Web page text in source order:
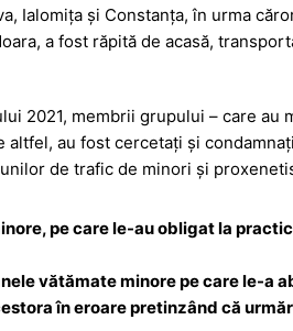
Ialomița și Constanța, în urma
a fost răpită de acasă,
2021, membrii grupului – care au
au fost cercetați și
de trafic de minori și
pe care le-au obligat la
vătămate minore pe care le-a
în eroare pretinzând că